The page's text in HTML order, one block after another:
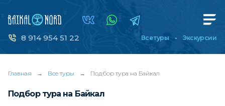
8 914 954 51 22 Все туры Экскурсии
Главная → Все туры → Подбор тура на Байкал
Подбор тура на Байкал